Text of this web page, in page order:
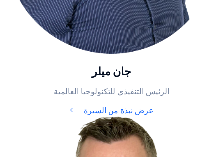
جان ميلر
الرئيس التنفيذي للتكنولوجيا العالمية
عرض نبذة من السيرة